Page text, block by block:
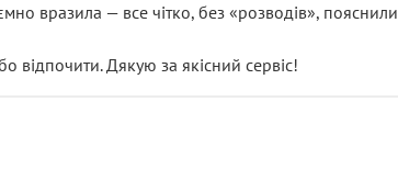
вразила — все чітко, без «розводів», пояснили
Дякую за якісний сервіс!